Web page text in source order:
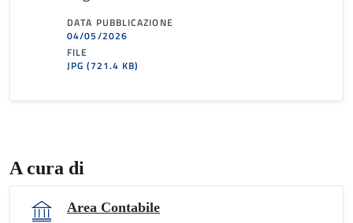
DATA PUBBLICAZIONE
04/05/2026
FILE
JPG(721.4 KB)
A cura di
Area Contabile